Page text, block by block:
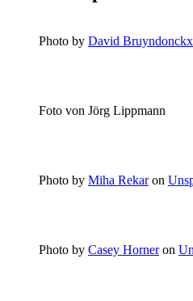
Photo by David Bruyndonckx
Foto von Jörg Lippmann
Photo by Miha Rekaron
Photo by Casey Horneron